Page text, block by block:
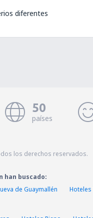
diferentes
50
países
los derechos reservados.
han buscado:
de Guaymallén Hoteles